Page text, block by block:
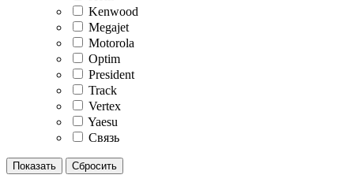
Kenwood
Megajet
Motorola
Optim
President
Track
Vertex
Yaesu
Связь